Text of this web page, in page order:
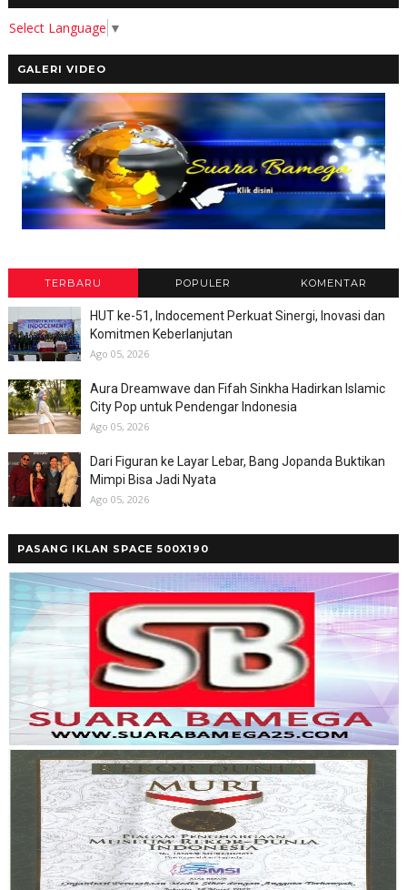
Select Language ▼
GALERI VIDEO
TERBARU POPULER KOMENTAR
HUT ke-51, Indocement Perkuat Sinergi, Inovasi dan
Komitmen Keberlanjutan
Ago 05, 2026
Aura Dreamwave dan Fifah Sinkha Hadirkan Islamic
City Pop untuk Pendengar Indonesia
Ago 05, 2026
Dari Figuran ke Layar Lebar, Bang Jopanda Buktikan
Mimpi Bisa Jadi Nyata
Ago 05, 2026
PASANG IKLAN SPACE 500X190